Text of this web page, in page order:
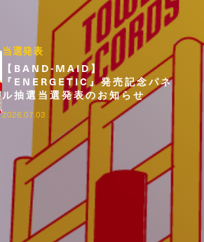
当選発表
【BAND-MAID】
『ENERGETIC』発売記念パネ
ル抽選当選発表のお知らせ
2026.07.03